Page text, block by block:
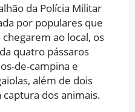
da Polícia Militar
por populares que
ao local, os
quatro pássaros
de-campina e
além de dois
dos animais.